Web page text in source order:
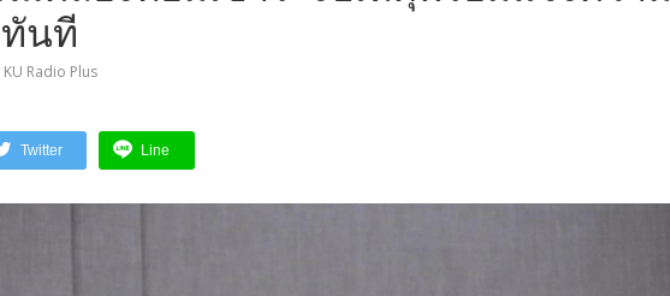
นที
KU Radio Plus
Twitter Line